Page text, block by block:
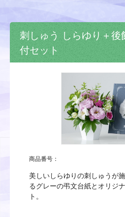
刺しゅう しらゆり＋後
付セット
商品番号：
美しいしらゆりの刺しゅうが
るグレーの弔文台紙とオリジ
ト。